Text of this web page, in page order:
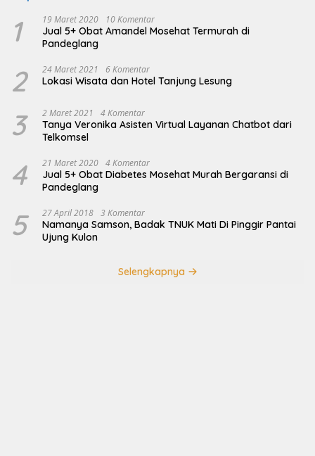
1 19 Maret 2020 10 Komentar
Jual 5+ Obat Amandel Mosehat Termurah di
Pandeglang
2 24 Maret 2021 6 Komentar
Lokasi Wisata dan Hotel Tanjung Lesung
3 2 Maret 2021 4 Komentar
Tanya Veronika Asisten Virtual Layanan Chatbot dari
Telkomsel
4 21 Maret 2020 4 Komentar
Jual 5+ Obat Diabetes Mosehat Murah Bergaransi di
Pandeglang
5 27 April 2018 3 Komentar
Namanya Samson, Badak TNUK Mati Di Pinggir Pantai
Ujung Kulon
Selengkapnya